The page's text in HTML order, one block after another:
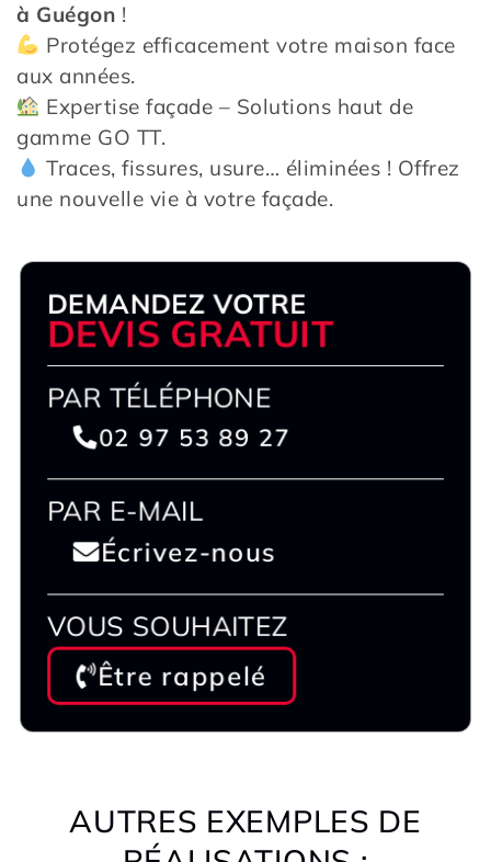
à Guégon !
Protégez efficacement votre maison face
aux années.
Expertise façade – Solutions haut de
gamme GO TT.
Traces, fissures, usure… éliminées ! Offrez
une nouvelle vie à votre façade.
DEMANDEZ VOTRE
DEVIS GRATUIT
PAR TÉLÉPHONE
02 97 53 89 27
PAR E-MAIL
Écrivez-nous
VOUS SOUHAITEZ
Être rappelé
AUTRES EXEMPLES DE